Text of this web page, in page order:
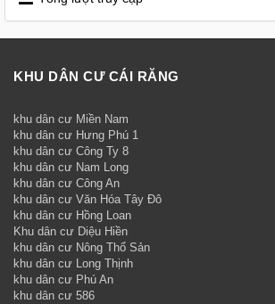
KHU DÂN CƯ CÁI RĂNG
khu dân cư Miền Nam
khu dân cư Hưng Phú 1
khu dân cư Công Ty 8
khu dân cư Nam Long
khu dân cư Công An
khu dân cư Văn Hóa Tây Đô
khu dân cư Hồng Loan
Khu dân cư Diệu Hiền
khu dân cư Nông Thổ Sản
khu dân cư Long Thịnh
khu dân cư Phú An
khu dân cư 586